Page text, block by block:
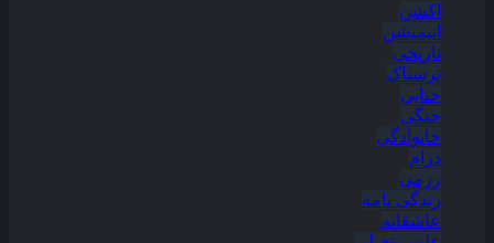
اکشن
انیمیشن
تاریخی
ترسناک
جنایی
جنگی
خانوادگی
درام
رزمی
زندگی نامه
عاشقانه